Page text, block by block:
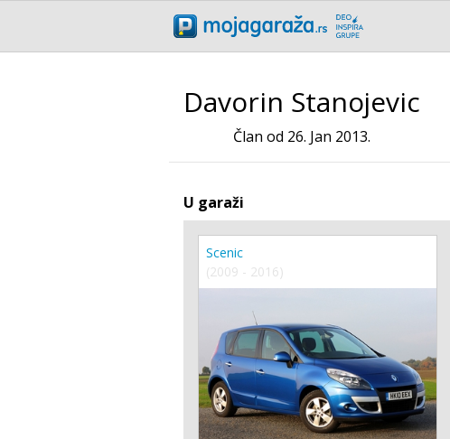
Davorin Stanojevic
Član od 26. Jan 2013.
U garaži
Scenic
(2009 - 2016)